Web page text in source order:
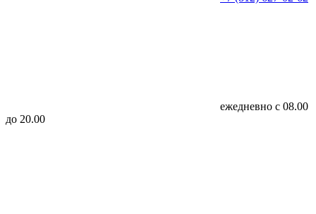
ежедневно с 08.00
до 20.00